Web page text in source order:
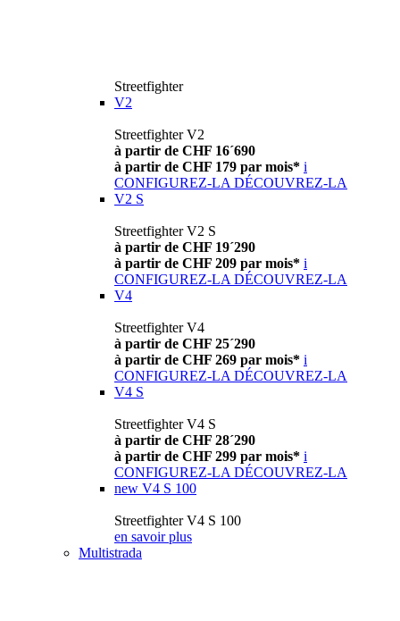
Streetfighter
V2
Streetfighter V2
à partir de CHF 16´690
à partir de CHF 179 par mois* i
CONFIGUREZ-LA DÉCOUVREZ-LA
V2 S
Streetfighter V2 S
à partir de CHF 19´290
à partir de CHF 209 par mois* i
CONFIGUREZ-LA DÉCOUVREZ-LA
V4
Streetfighter V4
à partir de CHF 25´290
à partir de CHF 269 par mois* i
CONFIGUREZ-LA DÉCOUVREZ-LA
V4 S
Streetfighter V4 S
à partir de CHF 28´290
à partir de CHF 299 par mois* i
CONFIGUREZ-LA DÉCOUVREZ-LA
new V4 S 100
Streetfighter V4 S 100
en savoir plus
Multistrada